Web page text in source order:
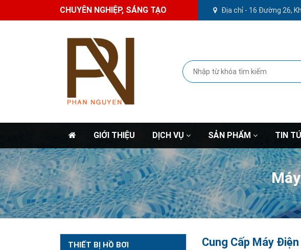
CHUYÊN NGHIỆP, SÁNG TẠO Địa chỉ - 16 Đường 26,
GIỚI THIỆU DỊCH VỤ SẢN PHẨM TIN
THIẾT BỊ HỒ BƠI Cung Cấp Máy